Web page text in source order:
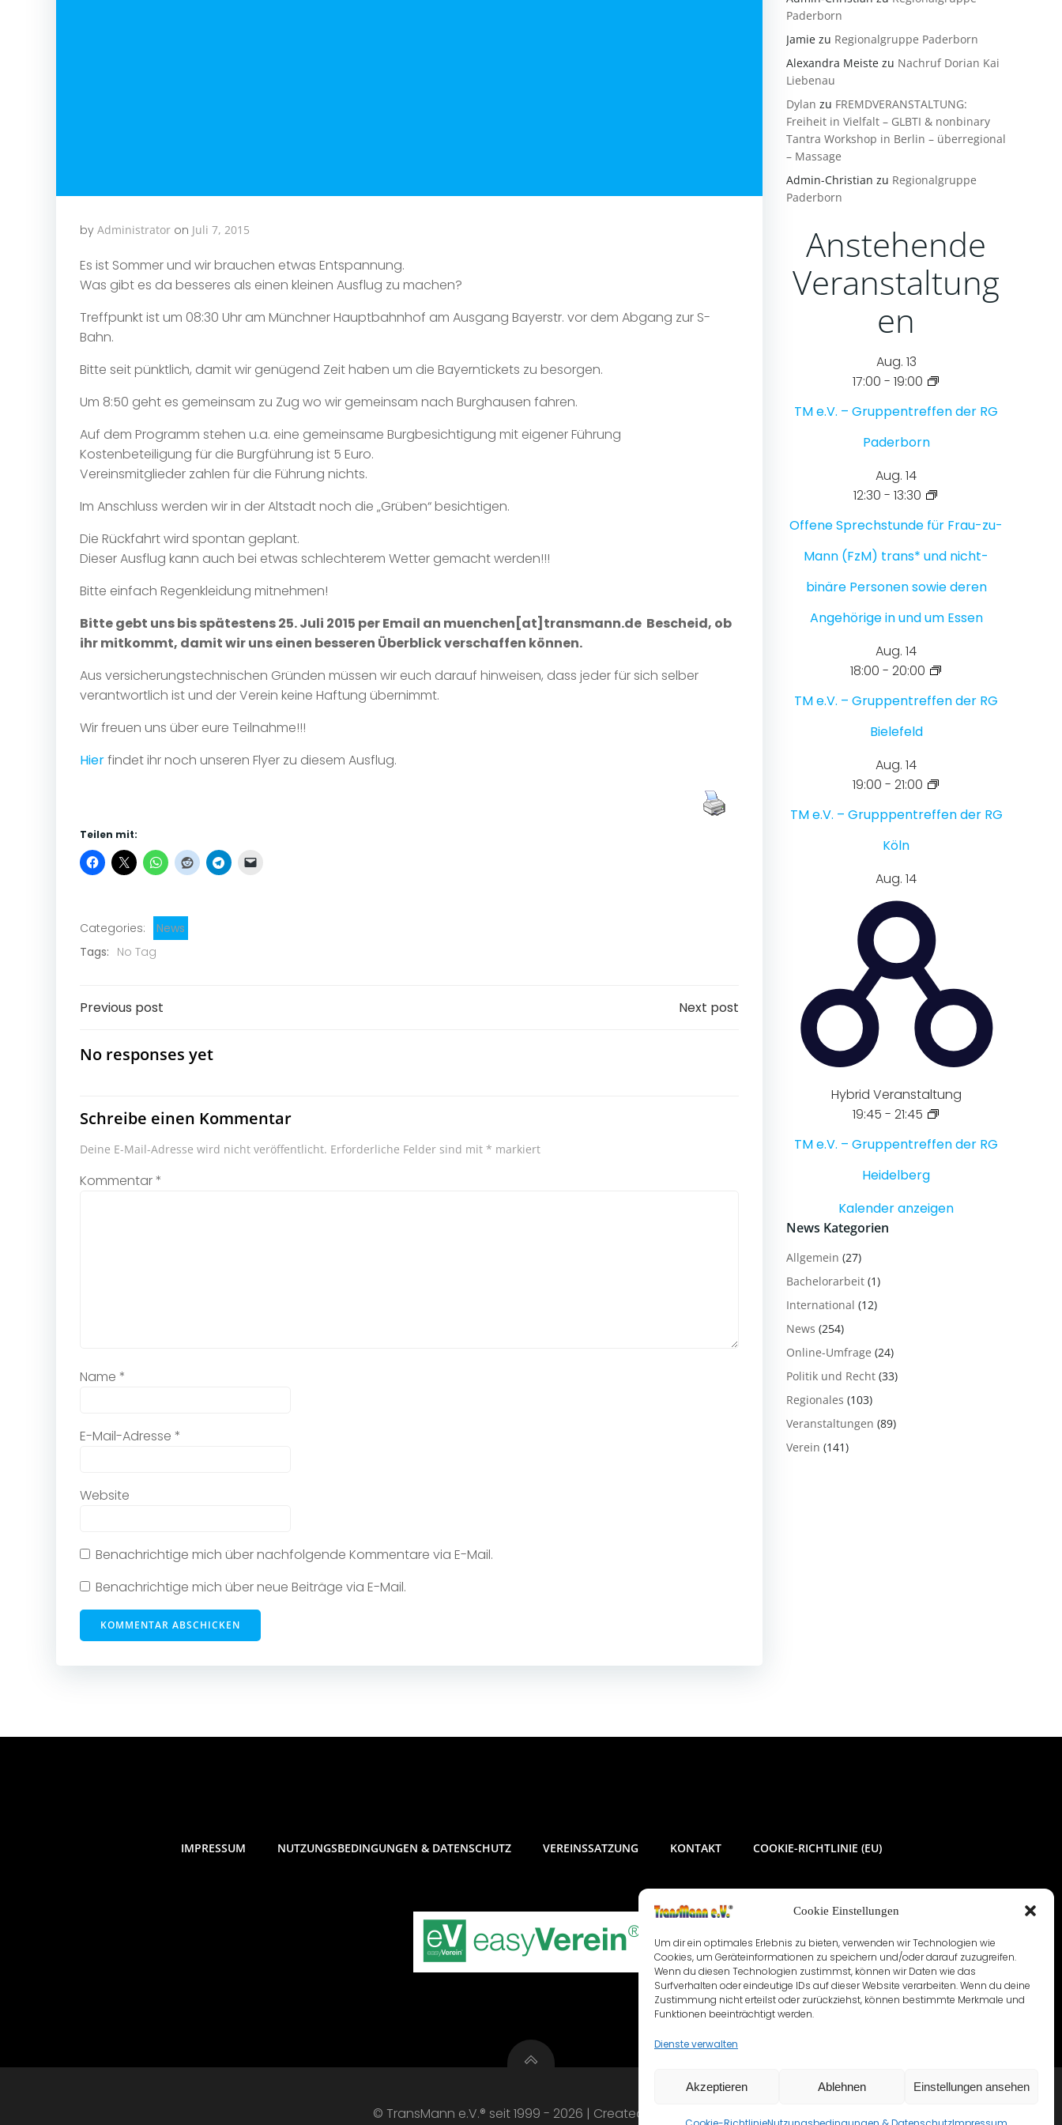
Cookie Einstellungen
Um dir ein optimales Erlebnis zu bieten, verwenden wir Technologien wie
Cookies, um Geräteinformationen zu speichern und/oder darauf zuzugreifen.
Wenn du diesen Technologien zustimmst, können wir Daten wie das
Surfverhalten oder eindeutige IDs auf dieser Website verarbeiten. Wenn du deine
Zustimmung nicht erteilst oder zurückziehst, können bestimmte Merkmale und
Funktionen beeinträchtigt werden.
Dienste verwalten
Akzeptieren Ablehnen Einstellungen ansehen
by Administrator on Juli 7, 2015
Es ist Sommer und wir brauchen etwas Entspannung.
Was gibt es da besseres als einen kleinen Ausflug zu machen?
Treffpunkt ist um 08:30 Uhr am Münchner Hauptbahnhof am Ausgang Bayerstr. vor dem Abgang zur S-
Bahn.
Bitte seit pünktlich, damit wir genügend Zeit haben um die Bayerntickets zu besorgen.
Um 8:50 geht es gemeinsam zu Zug wo wir gemeinsam nach Burghausen fahren.
Auf dem Programm stehen u.a. eine gemeinsame Burgbesichtigung mit eigener Führung
Kostenbeteiligung für die Burgführung ist 5 Euro.
Vereinsmitglieder zahlen für die Führung nichts.
Im Anschluss werden wir in der Altstadt noch die „Grüben“ besichtigen.
Die Rückfahrt wird spontan geplant.
Dieser Ausflug kann auch bei etwas schlechterem Wetter gemacht werden!!!
Bitte einfach Regenkleidung mitnehmen!
Bitte gebt uns bis spätestens 25. Juli 2015 per Email an muenchen[at]transmann.de Bescheid, ob
ihr mitkommt, damit wir uns einen besseren Überblick verschaffen können.
Aus versicherungstechnischen Gründen müssen wir euch darauf hinweisen, dass jeder für sich selber
verantwortlich ist und der Verein keine Haftung übernimmt.
Wir freuen uns über eure Teilnahme!!!
Hierfindet ihr noch unseren Flyer zu diesem Ausflug.
Teilen mit:
Categories:
News
Tags: No Tag
Post
navigation
Previous post Next post
No responses yet
Schreibe einen Kommentar
Deine E-Mail-Adresse wird nicht veröffentlicht. Erforderliche Felder sind mit * markiert
Kommentar*
Name *
E-Mail-Adresse *
Website
Benachrichtige mich über nachfolgende Kommentare via E-Mail.
Benachrichtige mich über neue Beiträge via E-Mail.
Paderborn
Jamie zu Regionalgruppe Paderborn
Alexandra Meiste zu Nachruf Dorian Kai
Liebenau
Dylan zu FREMDVERANSTALTUNG:
Freiheit in Vielfalt – GLBTI & nonbinary
Tantra Workshop in Berlin – überregional
– Massage
Admin-Christian zu Regionalgruppe
Paderborn
Anstehende
Veranstaltung
en
Aug. 13
17:00 - 19:00
TM e.V. – Gruppentreffen der RG
Paderborn
Aug. 14
12:30 - 13:30
Offene Sprechstunde für Frau-zu-
Mann (FzM) trans* und nicht-
binäre Personen sowie deren
Angehörige in und um Essen
Aug. 14
18:00 - 20:00
TM e.V. – Gruppentreffen der RG
Bielefeld
Aug. 14
19:00 - 21:00
TM e.V. – Grupppentreffen der RG
Köln
Aug. 14
Hybrid Veranstaltung
19:45 - 21:45
TM e.V. – Gruppentreffen der RG
Heidelberg
Kalender anzeigen
News Kategorien
Allgemein (27)
Bachelorarbeit (1)
International (12)
News (254)
Online-Umfrage (24)
Politik und Recht (33)
Regionales (103)
Veranstaltungen (89)
Verein (141)
IMPRESSUM NUTZUNGSBEDINGUNGEN & DATENSCHUTZ VEREINSSATZUNG KONTAKT COOKIE-RICHTLINIE (EU)
© TransMann e.V.® seit 1999 - 2026 | Created with ❤️